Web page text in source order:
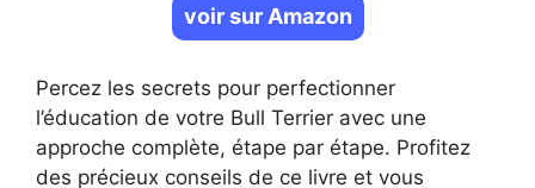
voir sur Amazon
Percez les secrets pour perfectionner
l’éducation de votre Bull Terrier avec une
approche complète, étape par étape. Profitez
des précieux conseils de ce livre et vous